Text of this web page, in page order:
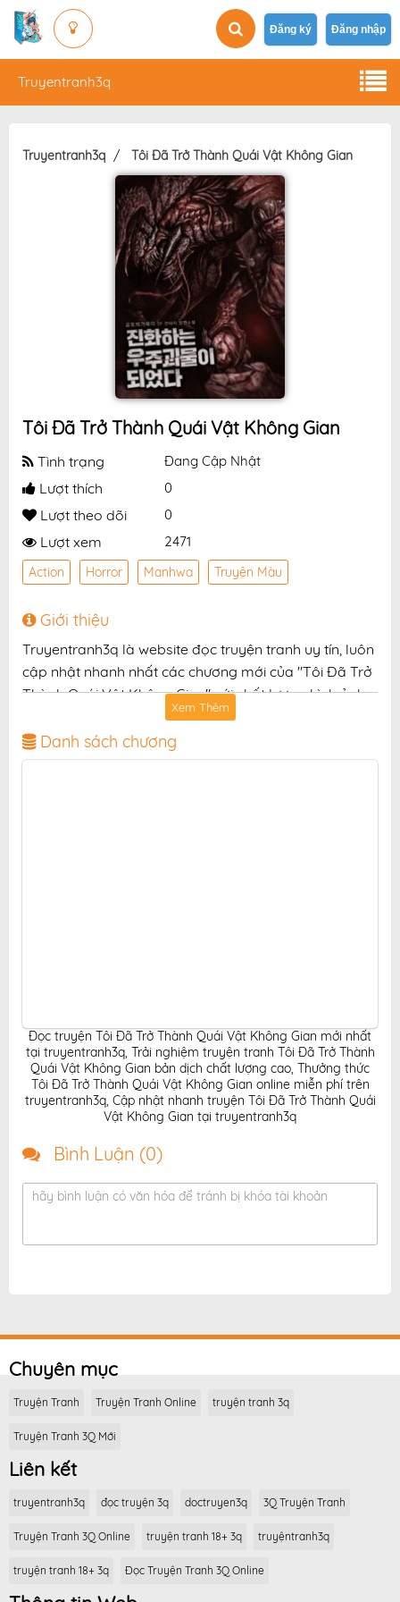
Đăng ký Đăng nhập
Truyentranh3q
Truyentranh3q Tôi Đã Trở Thành Quái Vật Không Gian
Tôi Đã Trở Thành Quái Vật Không Gian
Tình trạng Đang Cập Nhật
Lượt thích 0
Lượt theo dõi 0
Lượt xem 2471
Action Horror Manhwa Truyện Màu
Giới thiệu
Truyentranh3q là website đọc truyện tranh uy tín, luôn
cập nhật nhanh nhất các chương mới của "Tôi Đã Trở
Thành Quái Vật Không Gian" với chất lượng hình ảnh
sắc nét, bản dịch chuẩn và giao diện thân thiện, mang
đến trải nghiệm đọc truyện hấp dẫn, tiện lợi, hoàn
toàn miễn phí cho độc giả yêu thích truyện tranh
Xem Thêm
Danh sách chương
Đọc truyện Tôi Đã Trở Thành Quái Vật Không Gian mới nhất
tại truyentranh3q, Trải nghiệm truyện tranh Tôi Đã Trở Thành
Quái Vật Không Gian bản dịch chất lượng cao, Thưởng thức
Tôi Đã Trở Thành Quái Vật Không Gian online miễn phí trên
truyentranh3q, Cập nhật nhanh truyện Tôi Đã Trở Thành Quái
Vật Không Gian tại truyentranh3q
Bình Luận (0)
hãy bình luận có văn hóa để tránh bị khóa tài khoản
Chuyên mục
Truyện Tranh Truyện Tranh Online truyện tranh 3q
Truyện Tranh 3Q Mới
Liên kết
truyentranh3q đọc truyện 3q doctruyen3q 3Q Truyện Tranh
Truyện Tranh 3Q Online truyện tranh 18+ 3q truyệntranh3q
truyện tranh 18+ 3q Đọc Truyện Tranh 3Q Online